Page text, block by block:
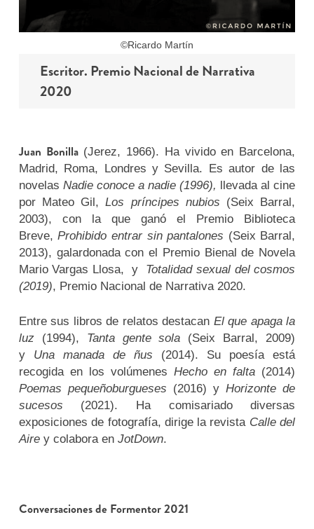
©Ricardo Martín
Escritor. Premio Nacional de Narrativa
2020
Juan Bonilla(Jerez, 1966). Ha vivido en Barcelona,
Madrid, Roma, Londres y Sevilla. Es autor de las
novelas Nadie conoce a nadie (1996),
llevada al cine
por Mateo Gil,Los príncipes nubios (Seix Barral,
2003), con la que ganó el Premio Biblioteca
Breve,Prohibido entrar sin pantalones (Seix Barral,
2013), galardonada con el Premio Bienal de Novela
Mario Vargas Llosa, y
Totalidad sexual del cosmos
(2019), Premio Nacional de Narrativa 2020.
Entre sus libros de relatos destacan El que apaga la
luz(1994), Tanta gente sola (Seix Barral, 2009)
y Una manada de ñus (2014). Su poesía está
recogida en los volúmenesHecho en falta (2014)
Poemas pequeñoburgueses (2016) yHorizonte de
sucesos (2021). Ha comisariado diversas
exposiciones de fotografía, dirige la revista Calle del
Aire y colabora en JotDown.
Conversaciones de Formentor 2021